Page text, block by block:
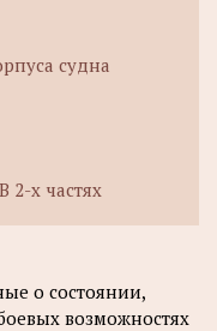
судна
2-х частях
о состоянии,
возможностях